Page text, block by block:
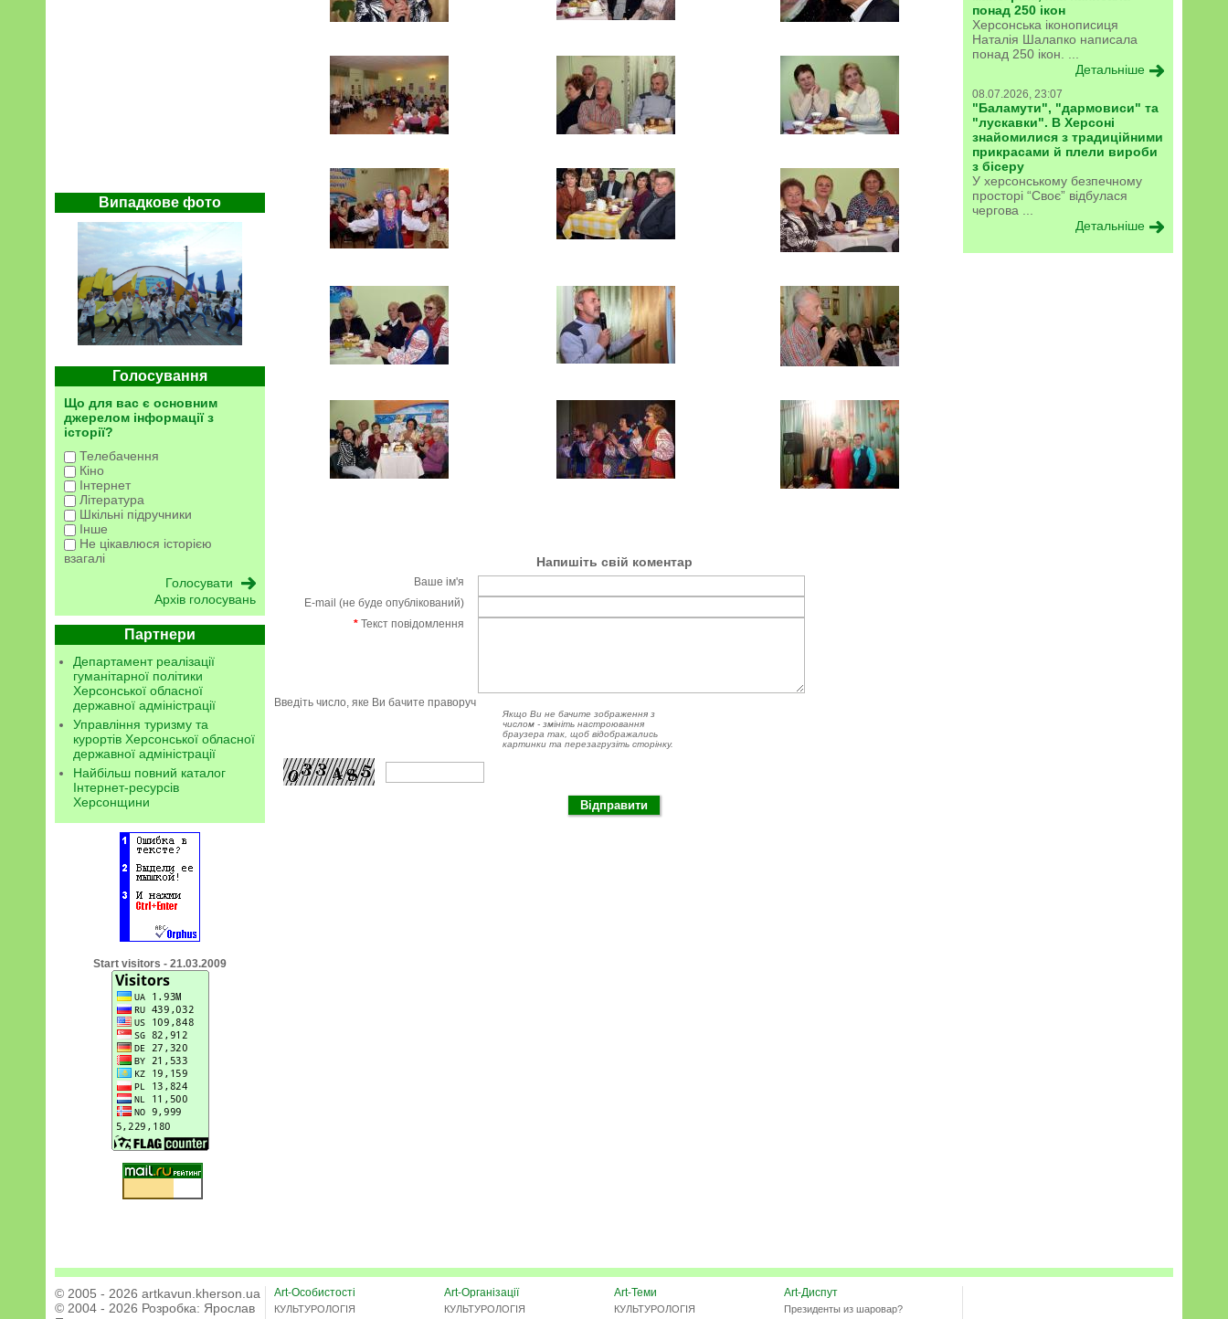
Випадкове фото
Голосування
Що для вас є основним
джерелом інформації з
історії?
Телебачення
Кіно
Інтернет
Література
Шкільні підручники
Інше
Не цікавлюся історією
взагалі
Архів голосувань
Партнери
Департамент реалізації
гуманітарної політики
Херсонської обласної
державної адміністрації
Управління туризму та
курортів Херсонської обласної
державної адміністрації
Найбільш повний каталог
Інтернет-ресурсів
Херсонщини
Start visitors - 21.03.2009
понад 250 ікон
Херсонська іконописиця
Наталія Шалапко написала
понад 250 ікон. ...
Детальніше
08.07.2026, 23:07
"Баламути", "дармовиси" та
"лускавки". В Херсоні
знайомилися з традиційними
прикрасами й плели вироби
з бісеру
У херсонському безпечному
просторі “Своє” відбулася
чергова ...
Детальніше
Напишіть свій коментар
Ваше ім'я
E-mail (не буде опублікований)
* Текст повідомлення
Введіть число, яке Ви бачите праворуч
Якщо Ви не бачите зображення з
числом - змініть настроювання
браузера так, щоб відображались
картинки та перезагрузіть сторінку.
© 2005 - 2026 artkavun.kherson.ua
© 2004 - 2026 Розробка: Ярослав
Art-Особистості
КУЛЬТУРОЛОГІЯ
Art-Організації
КУЛЬТУРОЛОГІЯ
Art-Теми
КУЛЬТУРОЛОГІЯ
Art-Диспут
Президенты из шаровар?